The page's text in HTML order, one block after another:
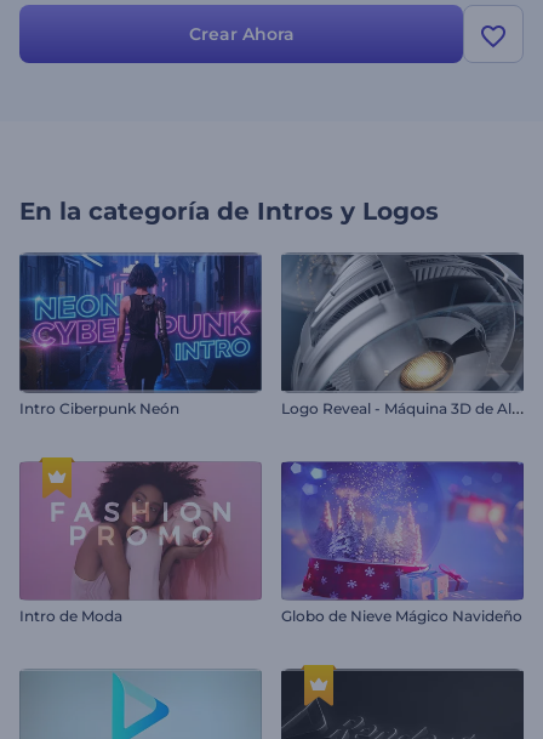
Crear Ahora
En la categoría de Intros y Logos
Intro Ciberpunk Neón L
ogo Reveal - Máquina 3D de Alta Tecnología
Intro de Moda Globo de Nieve Mágico Navideño